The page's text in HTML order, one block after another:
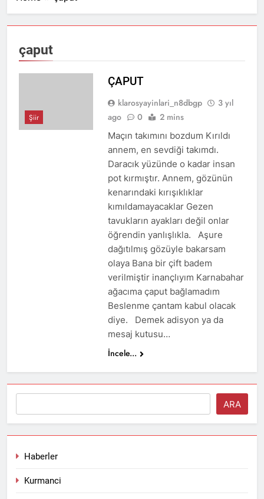
Rahatsız Edici Şiirler
Yazmalı! – Veysel Çolak
3 Yıl Ago
Bülent GÜLDAL
3 Yıl Ago
bir kıyamet şarkısı –
lokman kurucu
3 Yıl Ago
çaput
Şiir
ÇAPUT
klarosyayinlari_n8dbgp
3 yıl
ago
0 2 mins
Maçın takımını bozdum Kırıldı
annem, en sevdiği takımdı.
Daracık yüzünde o kadar insan
pot kırmıştır. Annem, gözünün
kenarındaki kırışıklıklar
kımıldamayacaklar Gezen
tavukların ayakları değil onlar
öğrendin yanlışlıkla. Aşure
dağıtılmış gözüyle bakarsam
olaya Bana bir çift badem
verilmiştir inançlıyım Karnabahar
ağacıma çaput bağlamadım
Beslenme çantam kabul olacak
diye. Demek adisyon ya da
mesaj kutusu…
İncele...
ARA
Haberler
Kurmanci